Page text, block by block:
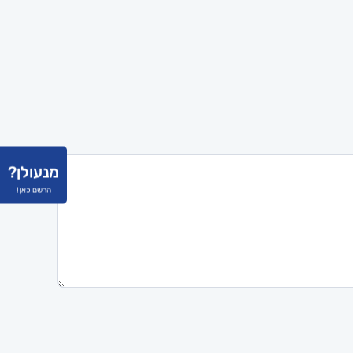
מנעולן?
הרשם כאן !